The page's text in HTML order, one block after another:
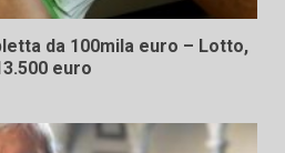
da 100mila euro – Lotto,
euro